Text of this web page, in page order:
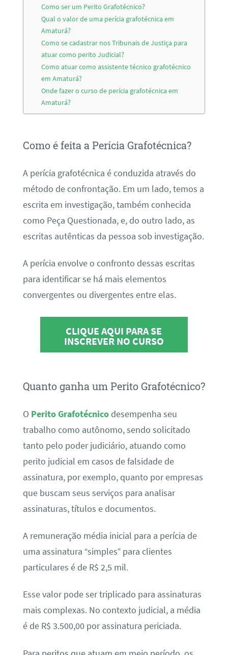
Como ser um Perito Grafotécnico?
Qual o valor de uma perícia grafotécnica em
Amaturá?
Como se cadastrar nos Tribunais de Justiça para
atuar como perito Judicial?
Como atuar como assistente técnico grafotécnico
em Amaturá?
Onde fazer o curso de perícia grafotécnica em
Amaturá?
Como é feita a Perícia Grafotécnica?
A perícia grafotécnica é conduzida através do
método de confrontação. Em um lado, temos a
escrita em investigação, também conhecida
como Peça Questionada, e, do outro lado, as
escritas autênticas da pessoa sob investigação.
A perícia envolve o confronto dessas escritas
para identificar se há mais elementos
convergentes ou divergentes entre elas.
CLIQUE AQUI PARA SE
INSCREVER NO CURSO
Quanto ganha um Perito Grafotécnico?
O Perito Grafotécnicodesempenha seu
trabalho como autônomo, sendo solicitado
tanto pelo poder judiciário, atuando como
perito judicial em casos de falsidade de
assinatura, por exemplo, quanto por empresas
que buscam seus serviços para analisar
assinaturas, títulos e documentos.
A remuneração média inicial para a perícia de
uma assinatura “simples” para clientes
particulares é de R$ 2,5 mil.
Esse valor pode ser triplicado para assinaturas
mais complexas. No contexto judicial, a média
é de R$ 3.500,00 por assinatura periciada.